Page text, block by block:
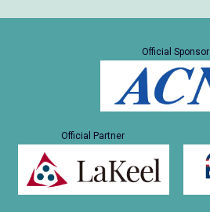
Official Sponsor
Official Partner